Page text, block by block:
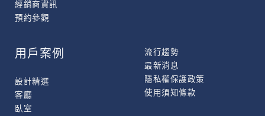
經銷商資訊
預約參觀
用戶案例
設計精選
客廳
臥室
流行趨勢
最新消息
隱私權保護政策
使用須知條款